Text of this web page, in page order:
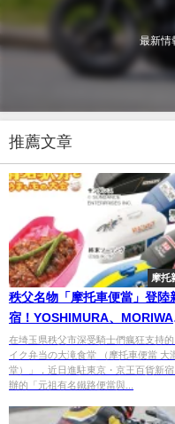
最新情
推薦文章
摩托
秩父名物「摩托車便當」登陸
宿！YOSHIMURA、
油箱造型便當於京王百貨限期
售
在埼玉県秩父市深受騎士們瘋狂支持
イク弁当の大滝食堂 （摩托車便當 大
堂）」，近日進駐東京・京王百貨新
辦的「元祖有名鐵路便當與...